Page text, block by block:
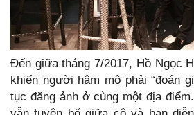
Đến giữa tháng 7/2017, Hồ Ngọc
khiến người hâm mộ phải “đoán
tục đăng ảnh ở cùng một địa